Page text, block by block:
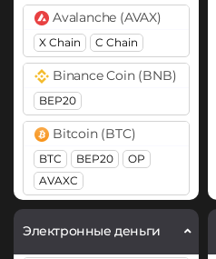
Avalanche (AVAX)
X Chain C Chain
Binance Coin (BNB)
BEP20
Bitcoin (BTC)
BTC BEP20
OP
AVAXC
Электронные деньги